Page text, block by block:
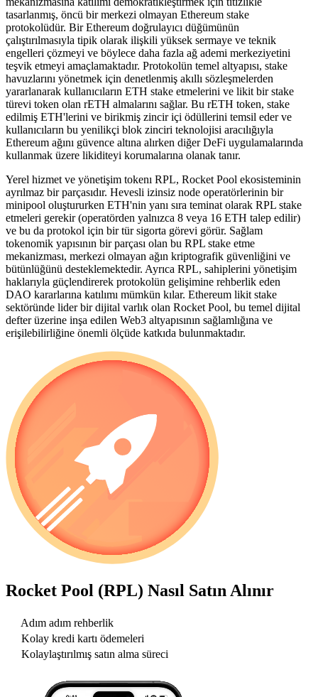
tasarlanmış, öncü bir merkezi olmayan Ethereum stake
protokolüdür. Bir Ethereum doğrulayıcı düğümünün
çalıştırılmasıyla tipik olarak ilişkili yüksek sermaye ve teknik
engelleri çözmeyi ve böylece daha fazla ağ ademi merkeziyetini
teşvik etmeyi amaçlamaktadır. Protokolün temel altyapısı, stake
havuzlarını yönetmek için denetlenmiş akıllı sözleşmelerden
yararlanarak kullanıcıların ETH stake etmelerini ve likit bir stake
türevi token olan rETH almalarını sağlar. Bu rETH token, stake
edilmiş ETH'lerini ve birikmiş zincir içi ödüllerini temsil eder ve
kullanıcıların bu yenilikçi blok zinciri teknolojisi aracılığıyla
Ethereum ağını güvence altına alırken diğer DeFi uygulamalarında
kullanmak üzere likiditeyi korumalarına olanak tanır.
Yerel hizmet ve yönetişim tokenı RPL, Rocket Pool ekosisteminin
ayrılmaz bir parçasıdır. Hevesli izinsiz node operatörlerinin bir
minipool oluştururken ETH'nin yanı sıra teminat olarak RPL stake
etmeleri gerekir (operatörden yalnızca 8 veya 16 ETH talep edilir)
ve bu da protokol için bir tür sigorta görevi görür. Sağlam
tokenomik yapısının bir parçası olan bu RPL stake etme
mekanizması, merkezi olmayan ağın kriptografik güvenliğini ve
bütünlüğünü desteklemektedir. Ayrıca RPL, sahiplerini yönetişim
haklarıyla güçlendirerek protokolün gelişimine rehberlik eden
DAO kararlarına katılımı mümkün kılar. Ethereum likit stake
sektöründe lider bir dijital varlık olan Rocket Pool, bu temel dijital
defter üzerine inşa edilen Web3 altyapısının sağlamlığına ve
erişilebilirliğine önemli ölçüde katkıda bulunmaktadır.
Rocket Pool (RPL) Nasıl Satın Alınır
Adım adım rehberlik
Kolay kredi kartı ödemeleri
Kolaylaştırılmış satın alma süreci